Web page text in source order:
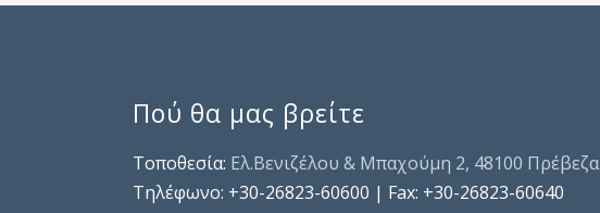
Πού θα μας βρείτε
Τοποθεσία: Ελ.Βενιζέλου & Μπαχούμη 2, 48100 Πρέβεζα
Τηλέφωνo: +30-26823-60600 | Fax: +30-26823-60640